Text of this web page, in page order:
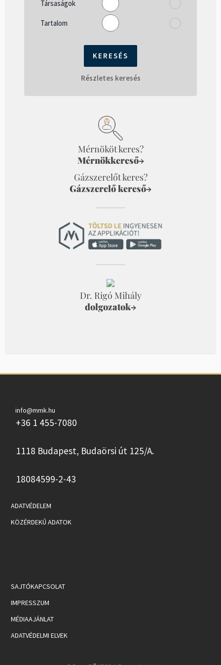
Társaságok
Tartalom
Részletes keresés
Mérnököt keres?
Mérnökkereső→
Gázszerelőt keres?
Gázszerelő kereső→
Dr. Rigó Mihály
dolgozatok→
info@mmk.hu
+36 1 455-7080
1118 Budapest, Budaörsi út 125/A.
18084599-2-43
ADATVÉDELEM
KÖZÉRDEKŰ ADATOK
SAJTÓKAPCSOLAT
IMPRESSZUM
MÉDIAAJÁNLAT
ADATVÉDELMI ELVEK